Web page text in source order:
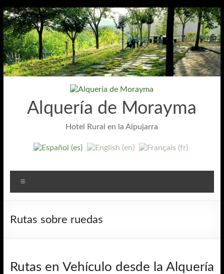
Saltar
al
contenido
Alquería de Morayma
Hotel Rural en la Alpujarra
Rutas sobre ruedas
Rutas en Vehículo desde la Alquería